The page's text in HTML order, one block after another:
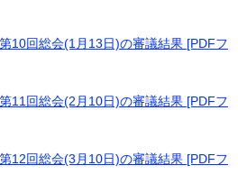
10回総会(1月13日)の審議結果 [PDFフ
11回総会(2月10日)の審議結果 [PDFフ
12回総会(3月10日)の審議結果 [PDFフ